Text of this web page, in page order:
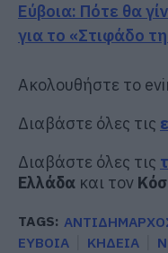
Εύβοια: Πότε θα
για το «Στιφάδο
Ακολουθήστε το
Διαβάστε όλες τις
Διαβάστε όλες τις
Ελλάδα και τον
TAGS:
ΕΥΒΟΙΑ
ΚΗΔΕΙΑ